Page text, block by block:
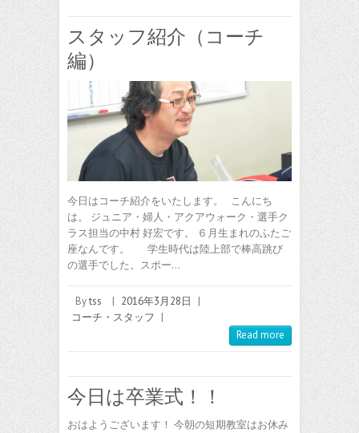
スタッフ紹介（コーチ
編）
今日はコーチ紹介をいたします。 こんにち
は。 ジュニア・婦人・アクアウォーク・選手ク
ラス担当の中村 好宏です。 ６月生まれのふたご
座なんです。 学生時代は陸上部で棒高跳び
の選手でした。スポー…
Bytss | 2016年3月28日
|
コーチ・スタッフ |
Read more
今日は卒業式！！
おはようございます！ 今朝の短期教室はお休み